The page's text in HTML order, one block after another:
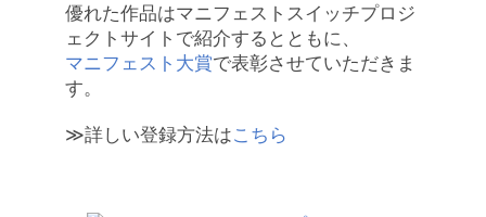
優れた作品はマニフェストスイッチプロジ
ェクトサイトで紹介するとともに、
マニフェスト大賞で表彰させていただきま
す。
≫詳しい登録方法はこちら